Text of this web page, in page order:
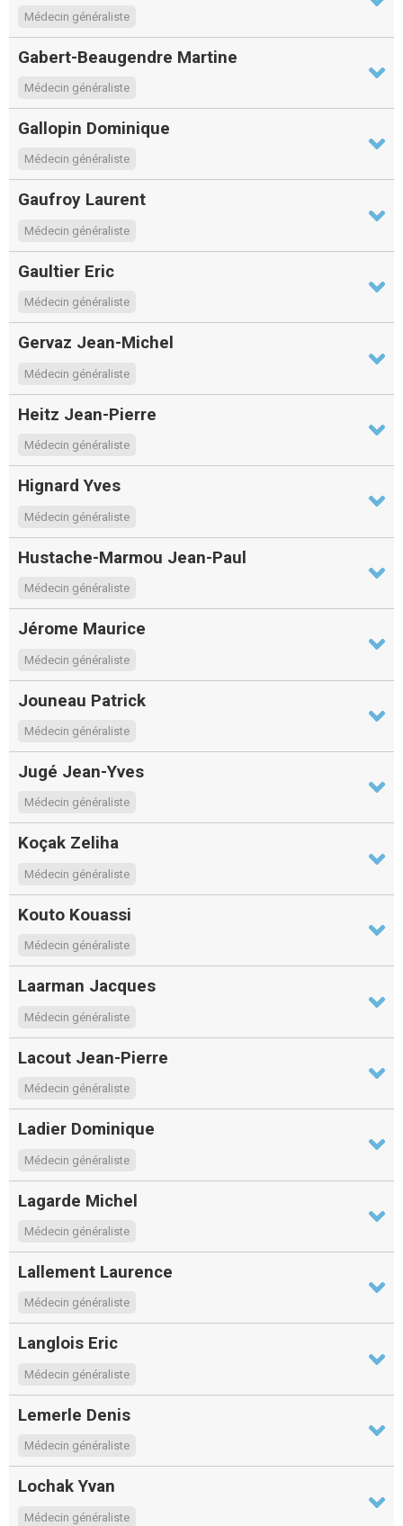
Médecin généraliste
Gabert-Beaugendre Martine
Médecin généraliste
Gallopin Dominique
Médecin généraliste
Gaufroy Laurent
Médecin généraliste
Gaultier Eric
Médecin généraliste
Gervaz Jean-Michel
Médecin généraliste
Heitz Jean-Pierre
Médecin généraliste
Hignard Yves
Médecin généraliste
Hustache-Marmou Jean-Paul
Médecin généraliste
Jérome Maurice
Médecin généraliste
Jouneau Patrick
Médecin généraliste
Jugé Jean-Yves
Médecin généraliste
Koçak Zeliha
Médecin généraliste
Kouto Kouassi
Médecin généraliste
Laarman Jacques
Médecin généraliste
Lacout Jean-Pierre
Médecin généraliste
Ladier Dominique
Médecin généraliste
Lagarde Michel
Médecin généraliste
Lallement Laurence
Médecin généraliste
Langlois Eric
Médecin généraliste
Lemerle Denis
Médecin généraliste
Lochak Yvan
Médecin généraliste